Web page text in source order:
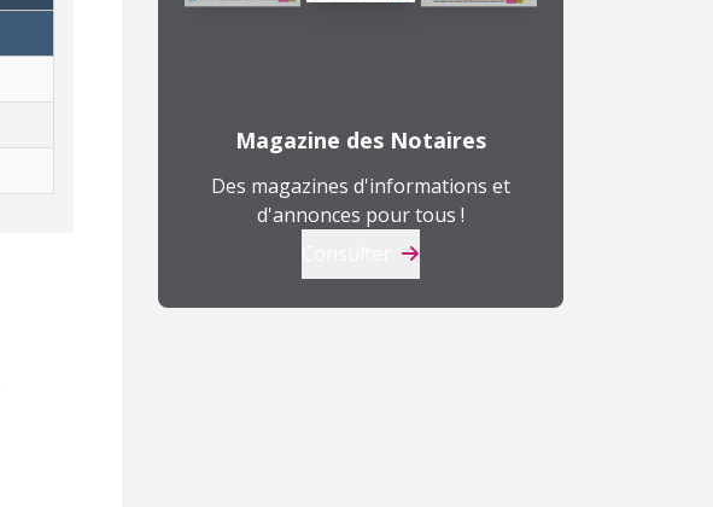
Magazine des Notaires
Des magazines d'informations et
d'annonces pour tous !